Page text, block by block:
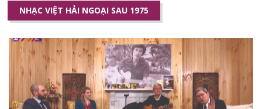
NHẠC VIỆT HẢI NGOẠI SAU 1975